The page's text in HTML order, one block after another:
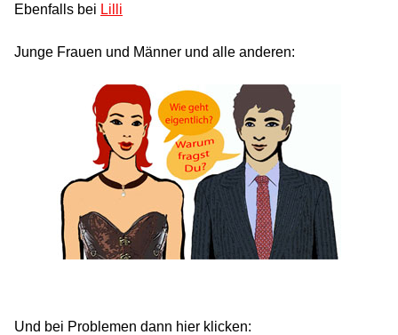
Ebenfalls bei Lilli
Junge Frauen und Männer und alle anderen:
Und bei Problemen dann hier klicken: